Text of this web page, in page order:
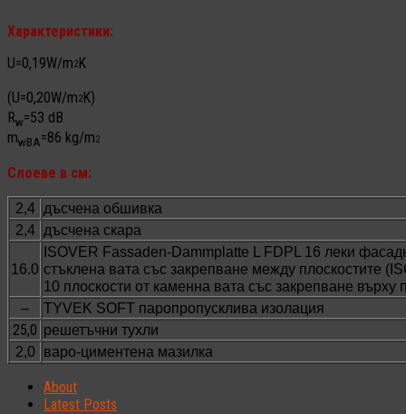
Характеристики:
U=0,19W/m2K
(U=0,20W/m2K)
Rw=53 dB
mwBA=86 kg/m2
Слоеве в см:
2,4
дъсчена обшивка
2,4
дъсчена скара
16.0
ISOVER Fassaden-Dammplatte L FDPL 16 леки
стъклена вата със закрепване между плоскостите
10 плоскости от каменна вата със закрепване върху
–
TYVEK SOFT паропропусклива изолация
25,0 решетъчни тухли
2,0
варо-циментена мазилка
About
Latest Posts